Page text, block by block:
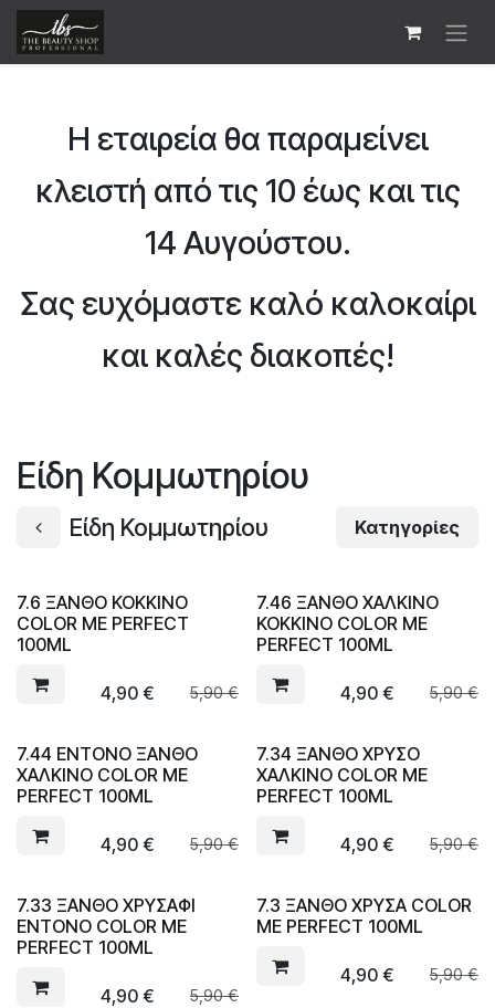
Skip to Content
Η εταιρεία θα παραμείνει
κλειστή από τις 10 έως και τις
14 Αυγούστου.
Σας ευχόμαστε καλό καλοκαίρι
και καλές διακοπές!
Είδη Κομμωτηρίου
Είδη Κομμωτηρίου Κατηγορίες
7.6 ΞΑΝΘΟ ΚΟΚΚΙΝΟ
COLOR ME PERFECT
100ML
4,90€ 5,90€
7.46 ΞΑΝΘΟ ΧΑΛΚΙΝΟ
ΚΟΚΚΙΝΟ COLOR ME
PERFECT 100ML
4,90€ 5,90€
7.44 ΕΝΤΟΝΟ ΞΑΝΘΟ
ΧΑΛΚΙΝΟ COLOR ME
PERFECT 100ML
4,90€ 5,90€
7.34 ΞΑΝΘΟ ΧΡΥΣΟ
ΧΑΛΚΙΝΟ COLOR ME
PERFECT 100ML
4,90€ 5,90€
7.33 ΞΑΝΘΟ ΧΡΥΣΑΦΙ
ΕΝΤΟΝΟ COLOR ME
PERFECT 100ML
4,90€ 5,90€
7.3 ΞΑΝΘΟ ΧΡΥΣΑ COLOR
ME PERFECT 100ML
4,90€ 5,90€